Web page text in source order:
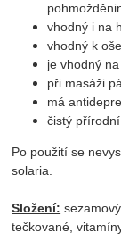
vhodný i na
vhodný k
je vhodný
při masáži
má
čistý
Po použití se
solaria.
Složení:
tečkované,